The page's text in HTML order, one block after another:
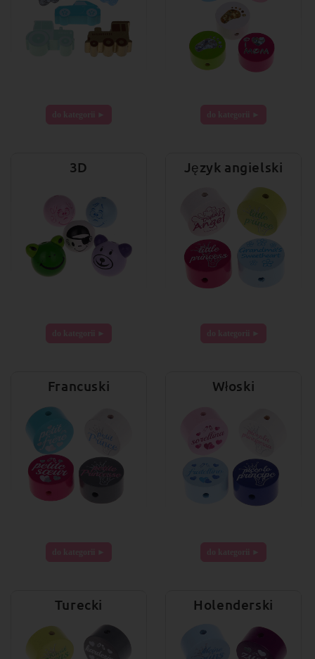
3D Język angielski
Francuski Włoski
Turecki Holenderski